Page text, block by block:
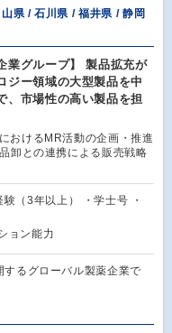
県 / 石川県 / 福井県 / 静岡
業グループ】 製品拡充が
ー領域の大型製品を中
、市場性の高い製品を担
おけるMR活動の企画・推進
卸との連携による販売戦略
（3年以上） ・学士号 ・
ョン能力
するグローバル製薬企業で